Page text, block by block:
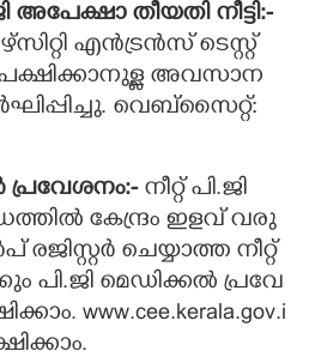
അപേക്ഷാ തീയതി നീട്ടി:-
എൻട്രൻസ് ടെസ്റ്റ്
അവസാന
വെബ്സൈറ്റ്:
പ്ര​വേ​ശ​നം​:​-​നീ​റ്റ് ​പി.​ജി​ ​
​കേ​ന്ദ്രം​ ​ഇ​ള​വ് ​വ​രു​
​ചെ​യ്യാ​ത്ത​ ​നീ​റ്റ്
​പി.​ജി​ ​മെ​ഡി​ക്ക​ൽ​ ​പ്ര​വേ​
​w​w​w.​c​e​e.​k​e​r​a​l​a.​g​o​v.​i​